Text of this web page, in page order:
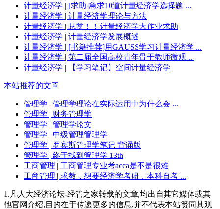
计量经济学 | [求助]急求10道计量经济学选择题 ...
计量经济学 | 计量经济学理论与方法
计量经济学 | 悬赏！！计量经济学大作业求助
计量经济学 | 计量经济学发展概述
计量经济学 | [书籍推荐]用GAUSS学习计量经济学 ...
计量经济学 | 第二届全国高校青年骨干教师微观 ...
计量经济学 | 【学习笔记】空间计量经济学
本站推荐的文章
管理学 | 管理学理论在实际运用中为什么会 ...
管理学 | 财务管理学
管理学 | 管理学论文
管理学 | 中级管理管理学
管理学 | 罗宾斯管理学笔记 背诵版
管理学 | 终于找到管理学 13th
工商管理 | 工商管理专业考acca是不是很难
工商管理 | 求教，想要经济学考研，本科自考 ...
1.凡人大经济论坛-经管之家转载的文章,均出自其它媒体或其
他官网介绍,目的在于传递更多的信息,并不代表本站赞同其观